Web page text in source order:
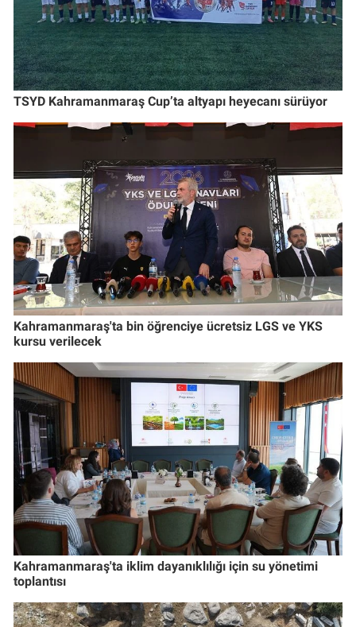
TSYD Kahramanmaraş Cup’ta altyapı heyecanı sürüyor
Kahramanmaraş'ta bin öğrenciye ücretsiz LGS ve YKS
kursu verilecek
Kahramanmaraş'ta iklim dayanıklılığı için su yönetimi
toplantısı